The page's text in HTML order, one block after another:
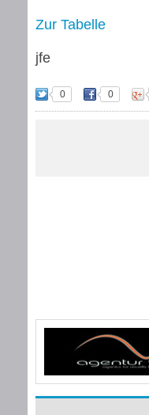
Zur Tabelle
jfe
0 0